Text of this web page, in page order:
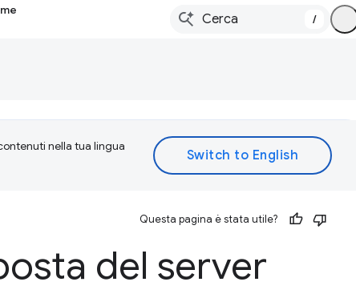
/
nella tua lingua
Questa pagina è stata utile?
del server